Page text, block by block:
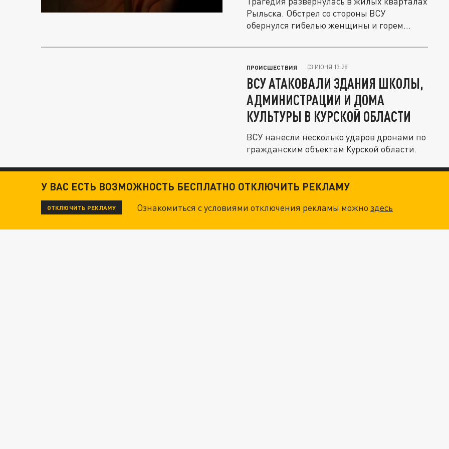
Рыльска. Обстрел со стороны ВСУ
обернулся гибелью женщины и горем
ПРОИСШЕСТВИЯ 03 ИЮНЯ 13:28
ВСУ АТАКОВАЛИ ЗДАНИЯ ШКОЛЫ,
АДМИНИСТРАЦИИ И ДОМА
КУЛЬТУРЫ В КУРСКОЙ ОБЛАСТИ
ВСУ нанесли несколько ударов дронами по
гражданским объектам Курской области.
У ВАС ЕСТЬ ВОЗМОЖНОСТЬ БЕСПЛАТНО ОТКЛЮЧИТЬ РЕКЛАМУ
ОТКЛЮЧИТЬ РЕКЛАМУ Ознакомиться с условиями отключения рекламы можноздесь